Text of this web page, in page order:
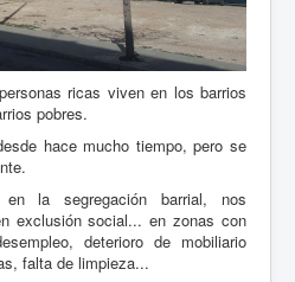
ricas viven en los barrios
pobres.
hace mucho tiempo, pero se
en la segregación barrial, nos
exclusión social... en zonas con
deterioro de mobiliario
falta de limpieza...